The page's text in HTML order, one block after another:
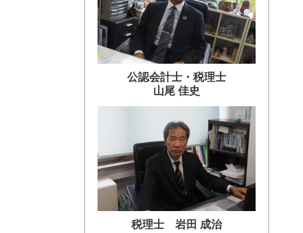
公認会計士・税理士
山尾 佳史
税理士 岩田 成治